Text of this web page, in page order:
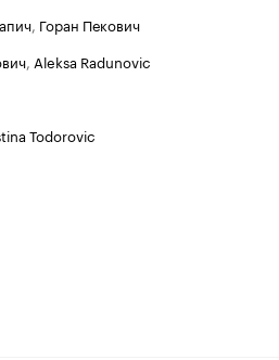
, Горан Пекович
, Aleksa Radunovic
Todorovic